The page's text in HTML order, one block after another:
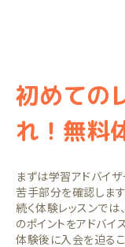
初めての
れ！無料
まずは学習アドバイ
苦手部分を確認します
続く体験レッスンで
のポイントをアドバイス
体験後に入会を迫るこ